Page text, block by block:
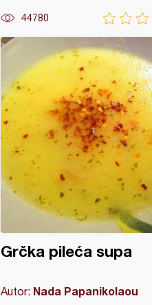
44780
Grčka pileća supa
Autor: Nada Papanikolaou